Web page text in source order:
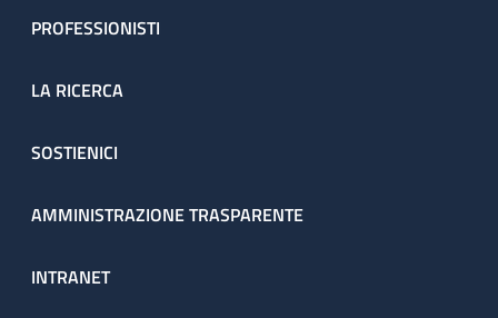
PROFESSIONISTI
LA RICERCA
SOSTIENICI
AMMINISTRAZIONE TRASPARENTE
INTRANET